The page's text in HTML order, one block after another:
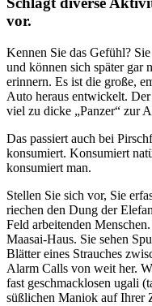
vor.
Kennen Sie das Gefühl?
und können sich später gar
erinnern. Es ist die große,
Auto heraus entwickelt.
viel zu dicke „Panzer“ zur
Das passiert auch bei
konsumiert. Konsumiert
konsumiert man.
Stellen Sie sich vor, Sie
riechen den Dung der
Feld arbeitenden
Maasai-Haus. Sie sehen
Blätter eines Strauches
Alarm Calls von weit her.
fast geschmacklosen ugali
süßlichen Maniok auf Ihrer